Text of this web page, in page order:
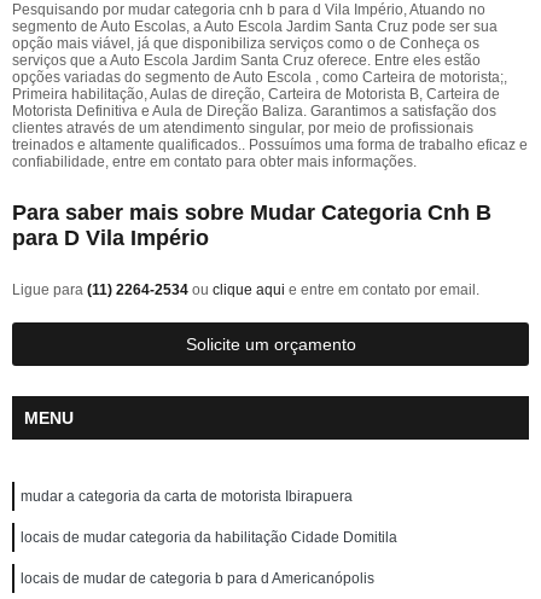
Pesquisando por mudar categoria cnh b para d Vila Império, Atuando no
segmento de Auto Escolas, a Auto Escola Jardim Santa Cruz pode ser sua
opção mais viável, já que disponibiliza serviços como o de Conheça os
serviços que a Auto Escola Jardim Santa Cruz oferece. Entre eles estão
opções variadas do segmento de Auto Escola , como Carteira de motorista;,
Primeira habilitação, Aulas de direção, Carteira de Motorista B, Carteira de
Motorista Definitiva e Aula de Direção Baliza. Garantimos a satisfação dos
clientes através de um atendimento singular, por meio de profissionais
treinados e altamente qualificados.. Possuímos uma forma de trabalho eficaz e
confiabilidade, entre em contato para obter mais informações.
Para saber mais sobre Mudar Categoria Cnh B
para D Vila Império
Ligue para (11) 2264-2534 ou clique aqui e entre em contato por email.
Solicite um orçamento
MENU
mudar a categoria da carta de motorista Ibirapuera
locais de mudar categoria da habilitação Cidade Domitila
locais de mudar de categoria b para d Americanópolis